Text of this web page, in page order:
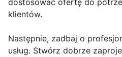
dostosować ofertę do
klientów.
Następnie, zadbaj o
usług. Stwórz dobrze